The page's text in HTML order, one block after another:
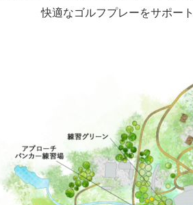
快適なゴルフプレーをサポート